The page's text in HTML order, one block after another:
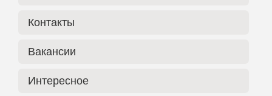
Контакты
Вакансии
Интересное